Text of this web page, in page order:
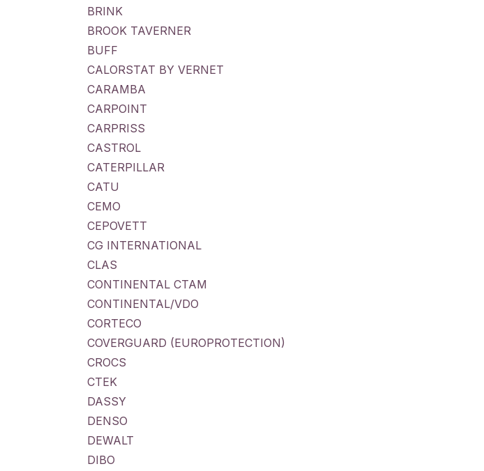
BRINK
BROOK TAVERNER
BUFF
CALORSTAT BY VERNET
CARAMBA
CARPOINT
CARPRISS
CASTROL
CATERPILLAR
CATU
CEMO
CEPOVETT
CG INTERNATIONAL
CLAS
CONTINENTAL CTAM
CONTINENTAL/VDO
CORTECO
COVERGUARD (EUROPROTECTION)
CROCS
CTEK
DASSY
DENSO
DEWALT
DIBO